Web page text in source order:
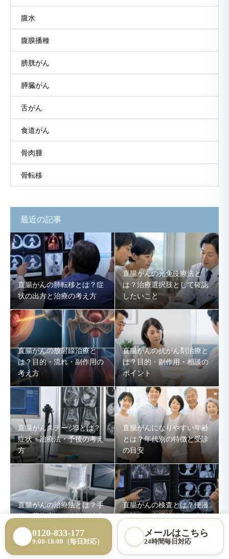
腹水
腹膜播種
膀胱がん
膵臓がん
舌がん
食道がん
骨肉腫
骨転移
最近の記事
直腸がんの肺転移とは？症
状の出方と治療の考え方
直腸がんの光免疫療法と
は？治療選択肢として確認
したいこと
直腸がんの放射線治療と
は？目的・流れ・副作用の
考え方
直腸がんの抗がん剤治療と
は？目的・副作用・相談の
ポイント
直腸がんステージ3とは？
症状・治療法・予後の考え
方
直腸がんになりやすい年齢
とは？年代別の特徴と受診
の目安
直腸がんの治療法とは？手
術・薬物療法・放射線治療
の考え方
直腸がんの検査とは？便潜
血検査・内視鏡検査・生検
を解説
0120-833-177
9:00-18:00（毎日対応）
メールはこちら
24時間毎日対応